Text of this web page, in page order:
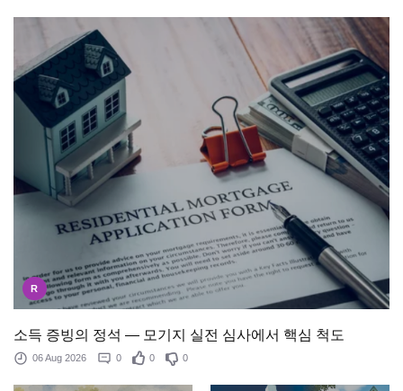
R
소득 증빙의 정석 — 모기지 실전 심사에서 핵심 척도
06 Aug 2026 0 0 0